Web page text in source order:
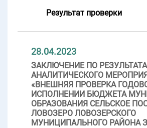
Результат проверки
28.04.2023
ЗАКЛЮЧЕНИЕ ПО
АНАЛИТИЧЕСКОГО
«ВНЕШНЯЯ ПРОВЕРКА
ИСПОЛНЕНИИ БЮДЖЕТА
ОБРАЗОВАНИЯ СЕЛЬСКОЕ
ЛОВОЗЕРО ЛОВОЗЕРСКОГО
МУНИЦИПАЛЬНОГО РАЙОНА